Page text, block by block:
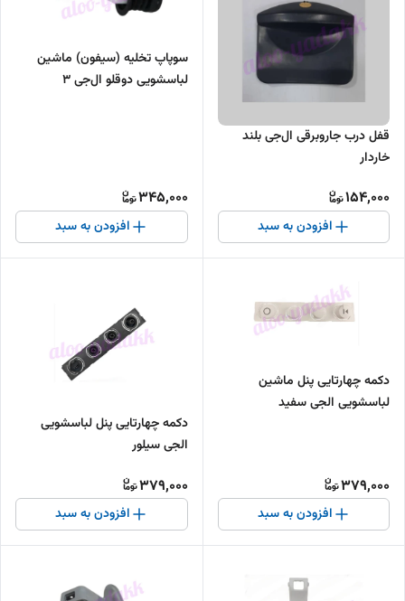
قفل درب جاروبرقی ال‌جی بلند
خاردار
154,000
افزودن به سبد
سوپاپ تخلیه (سیفون) ماشین
لباسشویی دوقلو ال‌جی ۳
345,000
افزودن به سبد
دکمه چهار‌تایی پنل ماشین
لباسشویی الجی سفید
379,000
افزودن به سبد
دکمه چهار‌تایی پنل لباسشویی
الجی سیلور
379,000
افزودن به سبد